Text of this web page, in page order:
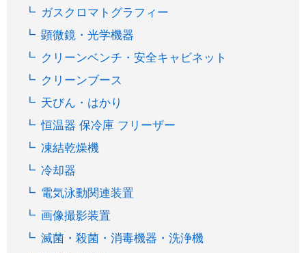
ガスクロマトグラフィー
顕微鏡・光学機器
クリーンベンチ・安全キャビネット
クリーンブース
天びん・はかり
恒温器 保冷庫 フリーザー
凍結乾燥機
冷却器
電気泳動関連装置
画像撮影装置
滅菌・殺菌・消毒機器・洗浄機